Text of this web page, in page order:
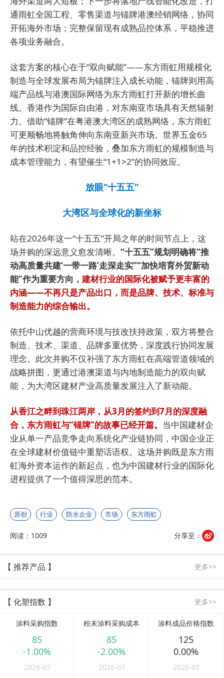
通雨虹全国工程、零售渠道与锚牌港澳经销网络，协同
开拓海外市场；完整保留现有成熟品控体系，平稳推进
各项业务融合。
这套方案的核心在于“双向赋能”——东方雨虹用规模化
制造与全球发展布局为锚牌注入成长动能，锚牌则用高
端产品线与港澳国际网络为东方雨虹打开新的增长曲
线。香港作为国际自由港，对东南亚市场具有天然辐射
力。借助“锚牌”在粤港澳大湾区的成熟网络，东方雨虹
可更顺畅地将触角伸向东南亚新兴市场。世界五金65
年的技术积淀和品控经验，叠加东方雨虹的规模制造与
成本管理能力，有望催生“1+1>2”的协同效应。
放眼“十五五”
大湾区与全球化的新坐标
站在2026年这一“十五五”开局之年的时间节点上，这
场并购的深远意义愈发清晰。 “十五五”规划明确将“推
动高质量共建‘一带一路’走深走实”“加快培育外贸新动
能”作为重要方向， 建材行业的国际化被赋予更丰富的
内涵——不再只是产品出口，而是品牌、技术、标准与
制造能力的综合输出。
依托中山优越的营商环境与技改扶持政策，双方将整合
制造、技术、渠道、品牌多重优势，深度践行协同发展
理念。此次并购不仅补强了东方雨虹在高端管道领域的
战略拼图，更通过港澳渠道与内地制造能力的双向赋
能，为大湾区建材产业高质量发展注入了新动能。
从香江之畔到珠江两岸，从3月的签约到7月的深度融
合，东方雨虹与“锚牌”的故事已经开篇。 当中国建材企
业从单一产品竞争走向系统化产业链协同，中国企业正
在全球建材价值链中重塑话语权。这场并购既是东方雨
虹海外资本运作的新起点，也为中国建材行业的国际化
进程提供了一个值得深思的范本。
原创 行业 防水企业 市场 东方雨虹
阅读：1009 分享至：
【 推荐产品 】 更多>>
【 化塑指数 】 更多>>
涂料采购指数
85
-1.00%
2026-07
粉末涂料采购成本
85
-2.00%
2026-07
涂料成品价格指数
125
0.00%
2026-07